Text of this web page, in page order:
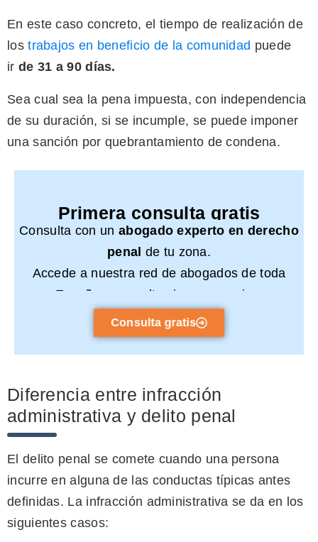
En este caso concreto, el tiempo de realización de
lostrabajos en beneficio de la comunidad puede
ir de 31 a 90 días.
Sea cual sea la pena impuesta, con independencia
de su duración, si se incumple, se puede imponer
una sanción por quebrantamiento de condena.
Primera consulta gratis
Consulta con un abogado experto en derecho
penal de tu zona.
Accede a nuestra red de abogados de toda
España y consulta sin compromiso.
Consulta gratis
Diferencia entre infracción
administrativa y delito penal
El delito penal se comete cuando una persona
incurre en alguna de las conductas típicas antes
definidas. La infracción administrativa se da en los
siguientes casos: